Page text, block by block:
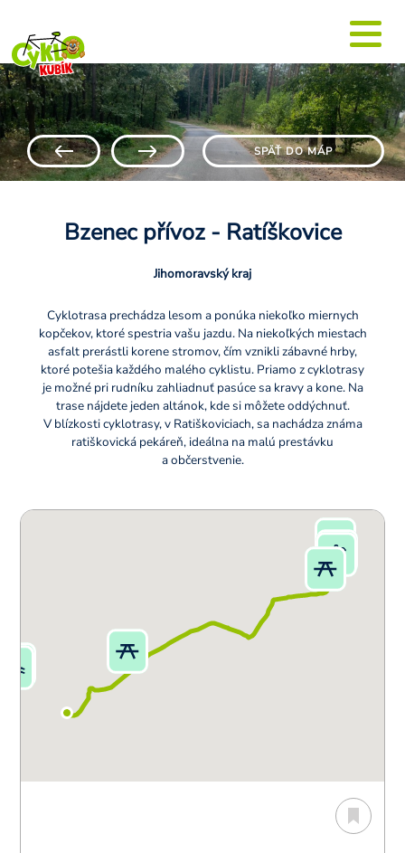
SPÄŤ DO MÁP
Bzenec přívoz - Ratíškovice
Jihomoravský kraj
Cyklotrasa prechádza lesom a ponúka niekoľko miernych
kopčekov, ktoré spestria vašu jazdu. Na niekoľkých miestach
asfalt prerástli korene stromov, čím vznikli zábavné hrby,
ktoré potešia každého malého cyklistu. Priamo z cyklotrasy
je možné pri rudníku zahliadnuť pasúce sa kravy a kone. Na
trase nájdete jeden altánok, kde si môžete oddýchnuť.
V blízkosti cyklotrasy, v Ratiškoviciach, sa nachádza známa
ratiškovická pekáreň, ideálna na malú prestávku
a občerstvenie.